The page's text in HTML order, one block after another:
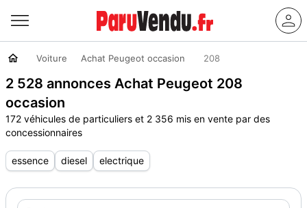
Voiture Achat Peugeot occasion 208
2 528 annonces Achat Peugeot 208
occasion
172 véhicules de particuliers et 2 356 mis en vente par des
concessionnaires
essence diesel electrique